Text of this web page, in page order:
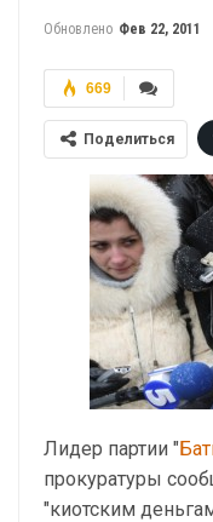
Обновлено Фев 22, 2011
669
Поделиться
Лидер партии "
прокуратуры
"киотским